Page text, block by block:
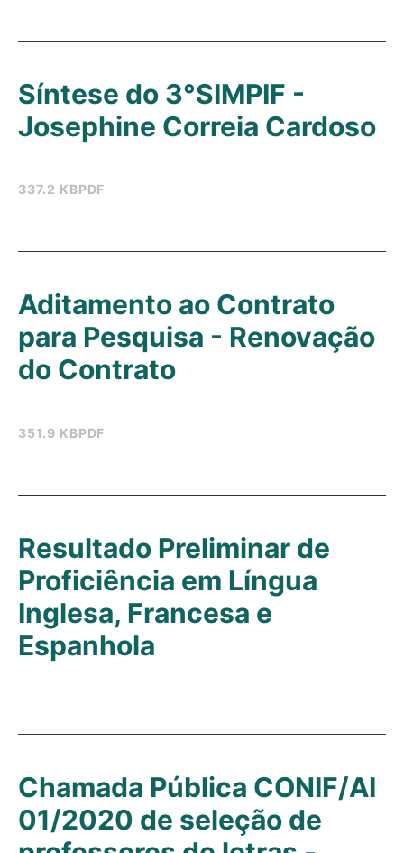
337.2 KBPDF
Síntese do 3°SIMPIF -
Josephine Correia Cardoso
351.9 KBPDF
Aditamento ao Contrato
para Pesquisa - Renovação
do Contrato
Resultado Preliminar de
Proficiência em Língua
Inglesa, Francesa e
Espanhola
Chamada Pública CONIF/AI
01/2020 de seleção de